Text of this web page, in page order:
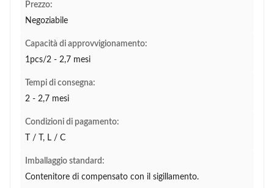
Prezzo:
Negoziabile
Capacità di approvvigionamento:
1pcs/2 - 2,7 mesi
Tempi di consegna:
2 - 2,7 mesi
Condizioni di pagamento:
T / T, L / C
Imballaggio standard:
Contenitore di compensato con il sigillamento.